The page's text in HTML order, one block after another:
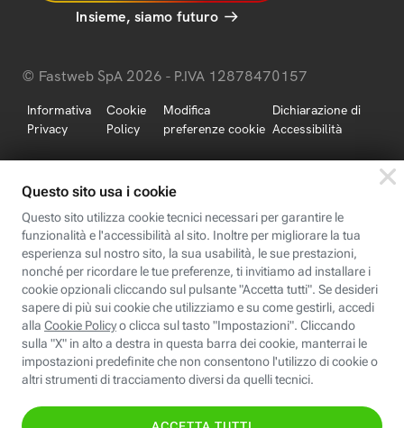
Insieme, siamo futuro
© Fastweb SpA 2026 - P.IVA 12878470157
Informativa
Privacy
Cookie
Policy
Modifica
preferenze cookie
Dichiarazione di
Accessibilità